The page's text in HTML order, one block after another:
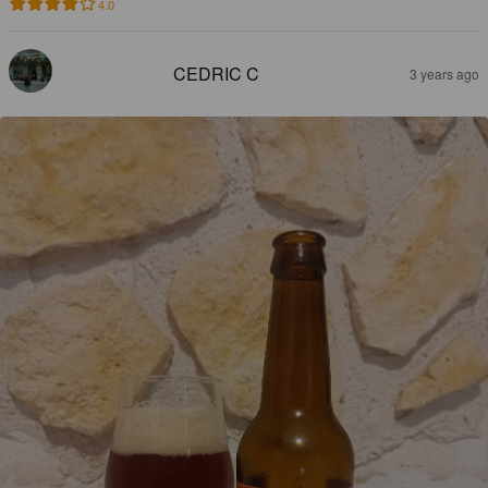
4.0
CEDRIC C 3 years ago